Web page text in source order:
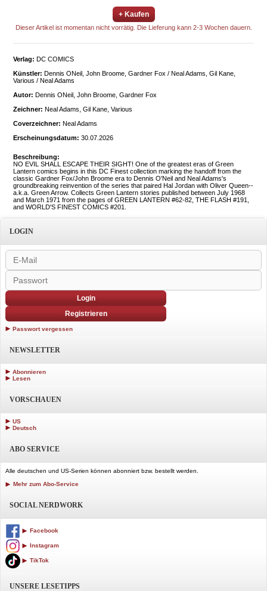
+ Kaufen
Dieser Artikel ist momentan nicht vorrätig. Die Lieferung kann 2-3 Wochen dauern.
Verlag: DC COMICS
Künstler: Dennis ONeil, John Broome, Gardner Fox / Neal Adams, Gil Kane,
Various / Neal Adams
Autor: Dennis ONeil, John Broome, Gardner Fox
Zeichner: Neal Adams, Gil Kane, Various
Coverzeichner: Neal Adams
Erscheinungsdatum: 30.07.2026
Beschreibung:
NO EVIL SHALL ESCAPE THEIR SIGHT! One of the greatest eras of Green
Lantern comics begins in this DC Finest collection marking the handoff from the
classic Gardner Fox/John Broome era to Dennis O'Neil and Neal Adams's
groundbreaking reinvention of the series that paired Hal Jordan with Oliver Queen--
a.k.a. Green Arrow. Collects Green Lantern stories published between July 1968
and March 1971 from the pages of GREEN LANTERN #62-82, THE FLASH #191,
and WORLD'S FINEST COMICS #201.
LOGIN
Login
Registrieren
Passwort vergessen
NEWSLETTER
Abonnieren
Lesen
VORSCHAUEN
US
Deutsch
ABO SERVICE
Alle deutschen und US-Serien können abonniert bzw. bestellt werden.
Mehr zum Abo-Service
SOCIAL NERDWORK
Facebook
Instagram
TikTok
UNSERE LESETIPPS